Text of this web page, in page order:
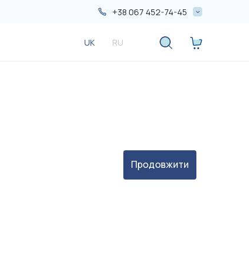
+38 067 452-74-45
+38 050 552-74-45
UK RU
Продовжити